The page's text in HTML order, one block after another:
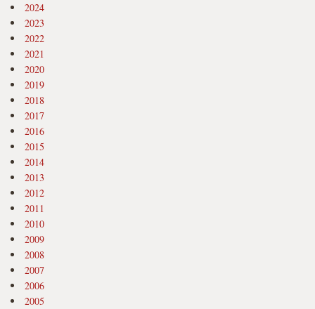
2024
2023
2022
2021
2020
2019
2018
2017
2016
2015
2014
2013
2012
2011
2010
2009
2008
2007
2006
2005